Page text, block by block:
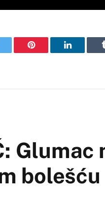
Pinterest LinkedIn
Glumac
bolešću